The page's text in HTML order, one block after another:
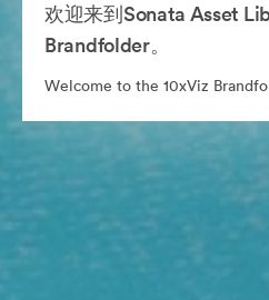
欢迎来到Sonata Asset
Brandfolder。
Welcome to the 10xViz